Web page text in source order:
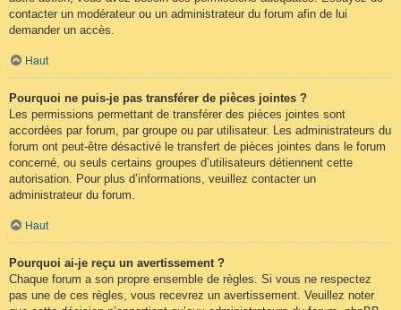
contacter un modérateur ou un administrateur du forum afin de lui
demander un accès.
Haut
Pourquoi ne puis-je pas transférer de pièces jointes ?
Les permissions permettant de transférer des pièces jointes sont
accordées par forum, par groupe ou par utilisateur. Les administrateurs du
forum ont peut-être désactivé le transfert de pièces jointes dans le forum
concerné, ou seuls certains groupes d’utilisateurs détiennent cette
autorisation. Pour plus d’informations, veuillez contacter un
administrateur du forum.
Haut
Pourquoi ai-je reçu un avertissement ?
Chaque forum a son propre ensemble de règles. Si vous ne respectez
pas une de ces règles, vous recevrez un avertissement. Veuillez noter